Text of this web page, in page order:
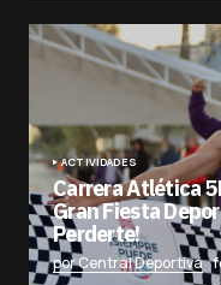
ACTIVIDADES
Carrera Atlética
Gran Fiesta
Perderte!
por Central Deportiva